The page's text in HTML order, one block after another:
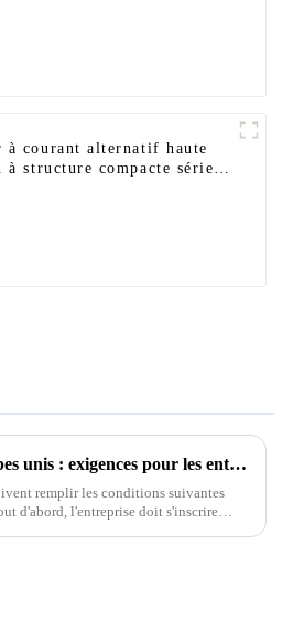
à courant alternatif haute
à structure compacte série
Guide d'importation de marchandises aux Émirats arabes unis : exigences pour les entreprises et les particuliers
remplir les conditions suivantes
d'abord, l'entreprise doit s'inscrire